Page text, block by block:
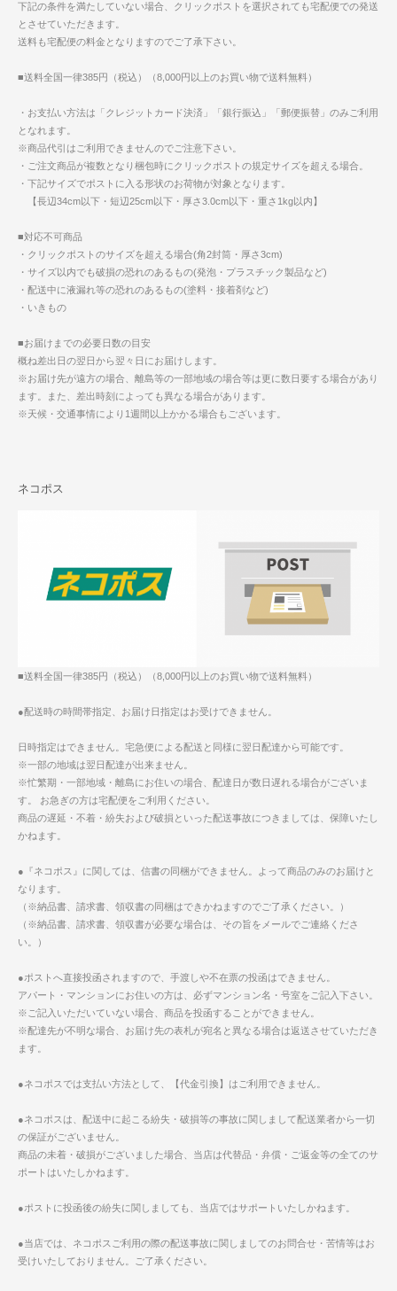
下記の条件を満たしていない場合、クリックポストを選択されても宅配便での発送
とさせていただきます。
送料も宅配便の料金となりますのでご了承下さい。
■送料全国一律385円（税込）（8,000円以上のお買い物で送料無料）
・お支払い方法は「クレジットカード決済」「銀行振込」「郵便振替」のみご利用
となれます。
※商品代引はご利用できませんのでご注意下さい。
・ご注文商品が複数となり梱包時にクリックポストの規定サイズを超える場合。
・下記サイズでポストに入る形状のお荷物が対象となります。
【長辺34cm以下・短辺25cm以下・厚さ3.0cm以下・重さ1kg以内】
■対応不可商品
・クリックポストのサイズを超える場合(角2封筒・厚さ3cm)
・サイズ以内でも破損の恐れのあるもの(発泡・プラスチック製品など)
・配送中に液漏れ等の恐れのあるもの(塗料・接着剤など)
・いきもの
■お届けまでの必要日数の目安
概ね差出日の翌日から翌々日にお届けします。
※お届け先が遠方の場合、離島等の一部地域の場合等は更に数日要する場合があり
ます。また、差出時刻によっても異なる場合があります。
※天候・交通事情により1週間以上かかる場合もございます。
ネコポス
■送料全国一律385円（税込）（8,000円以上のお買い物で送料無料）
●配送時の時間帯指定、お届け日指定はお受けできません。
日時指定はできません。宅急便による配送と同様に翌日配達から可能です。
※一部の地域は翌日配達が出来ません。
※忙繁期・一部地域・離島にお住いの場合、配達日が数日遅れる場合がございま
す。 お急ぎの方は宅配便をご利用ください。
商品の遅延・不着・紛失および破損といった配送事故につきましては、保障いたし
かねます。
●『ネコポス』に関しては、信書の同梱ができません。よって商品のみのお届けと
なります。
（※納品書、請求書、領収書の同梱はできかねますのでご了承ください。）
（※納品書、請求書、領収書が必要な場合は、その旨をメールでご連絡くださ
い。）
●ポストへ直接投函されますので、手渡しや不在票の投函はできません。
アパート・マンションにお住いの方は、必ずマンション名・号室をご記入下さい。
※ご記入いただいていない場合、商品を投函することができません。
※配達先が不明な場合、お届け先の表札が宛名と異なる場合は返送させていただき
ます。
●ネコポスでは支払い方法として、【代金引換】はご利用できません。
●ネコポスは、配送中に起こる紛失・破損等の事故に関しまして配送業者から一切
の保証がございません。
商品の未着・破損がございました場合、当店は代替品・弁償・ご返金等の全てのサ
ポートはいたしかねます。
●ポストに投函後の紛失に関しましても、当店ではサポートいたしかねます。
●当店では、ネコポスご利用の際の配送事故に関しましてのお問合せ・苦情等はお
受けいたしておりません。ご了承ください。